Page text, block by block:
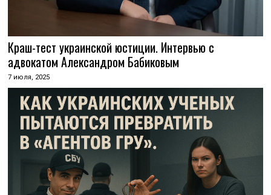
Краш-тест украинской юстиции. Интервью с
адвокатом Александром Бабиковым
7 июля, 2025